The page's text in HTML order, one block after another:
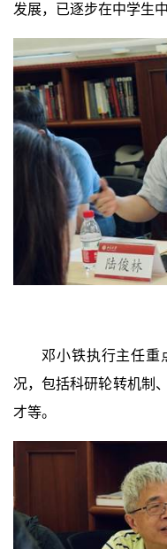
发展，已逐步在中学生
邓小铁执行主任重
况，包括科研轮转机制
才等。